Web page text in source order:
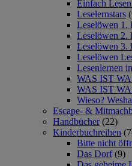
Einfach
Leselernstars
Leselöwen 1.
Leselöwen 2.
Leselöwen 3.
Leselöwen
Lesenlernen
WAS IST
WAS IST
Wieso?
Escape- &
Handbücher (22)
Kinderbuchreihen
Bitte nicht
Das Dorf (9)